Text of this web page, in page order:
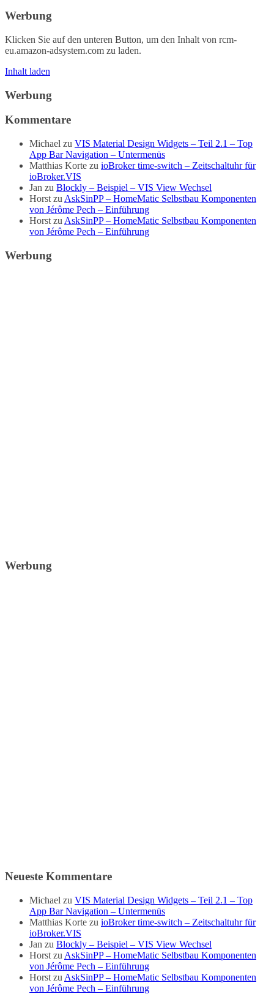
Werbung
Klicken Sie auf den unteren Button, um den Inhalt von rcm-
eu.amazon-adsystem.com zu laden.
Inhalt laden
Werbung
Kommentare
Michael zu VIS Material Design Widgets – Teil 2.1 – Top
App Bar Navigation – Untermenüs
Matthias Korte zu ioBroker time-switch – Zeitschaltuhr für
ioBroker.VIS
Jan zu Blockly – Beispiel – VIS View Wechsel
Horst zu AskSinPP – HomeMatic Selbstbau Komponenten
von Jérôme Pech – Einführung
Horst zu AskSinPP – HomeMatic Selbstbau Komponenten
von Jérôme Pech – Einführung
Werbung
Werbung
Neueste Kommentare
Michael zu VIS Material Design Widgets – Teil 2.1 – Top
App Bar Navigation – Untermenüs
Matthias Korte zu ioBroker time-switch – Zeitschaltuhr für
ioBroker.VIS
Jan zu Blockly – Beispiel – VIS View Wechsel
Horst zu AskSinPP – HomeMatic Selbstbau Komponenten
von Jérôme Pech – Einführung
Horst zu AskSinPP – HomeMatic Selbstbau Komponenten
von Jérôme Pech – Einführung